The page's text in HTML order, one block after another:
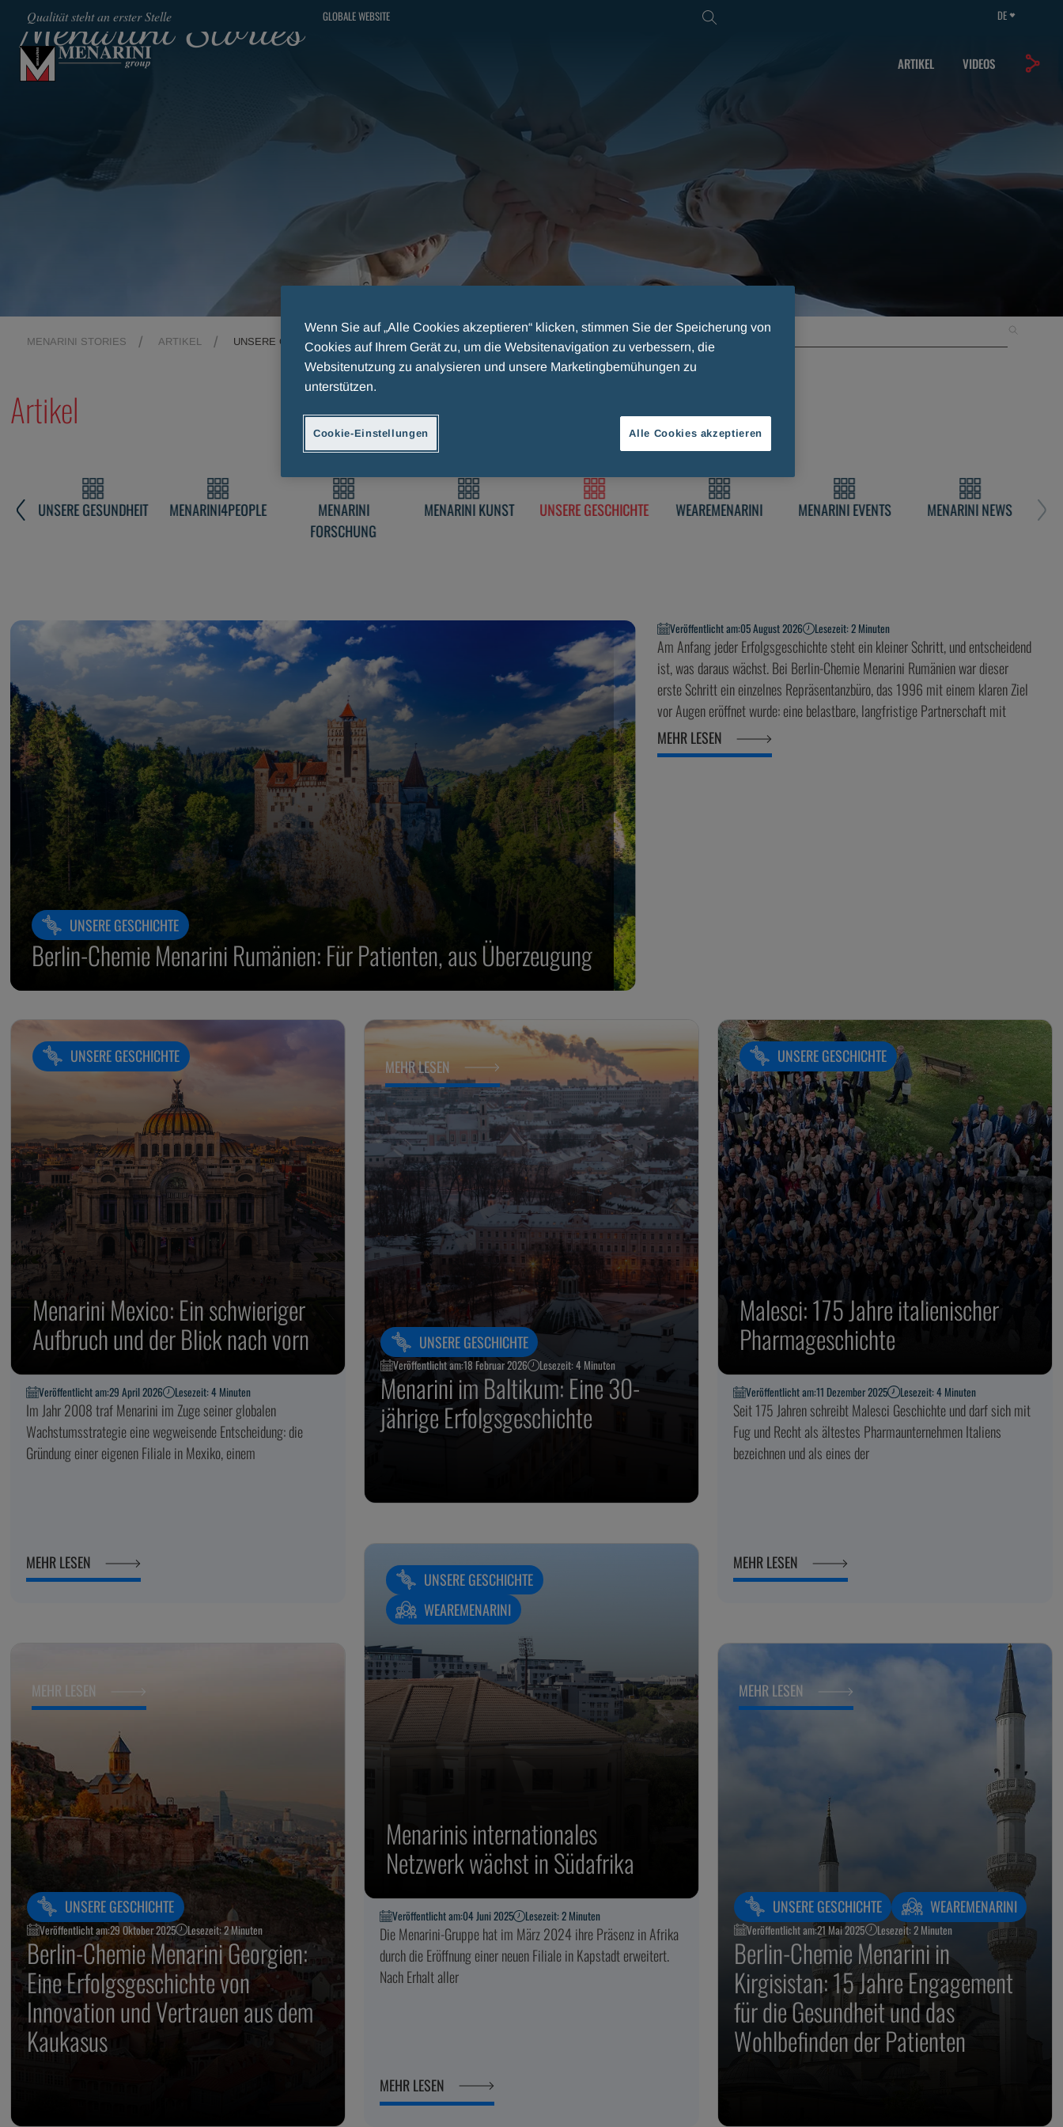
SKIP TO MAIN CONTENT
Qualität steht an erster Stelle GLOBALE WEBSITE DE
ARTIKEL VIDEOS
Menarini Stories
MENARINI STORIES ARTIKEL UNSERE GESCHICHTE Suchen
Artikel
UNSERE GESUNDHEIT MENARINI4PEOPLE
MENARINI
FORSCHUNG
MENARINI KUNST UNSERE GESCHICHTE WEAREMENARINI MENARINI EVENTS MENARINI NEWS
UNSERE GESCHICHTE
Berlin-Chemie Menarini Rumänien: Für Patienten, aus Überzeugung
Veröffentlicht am:05 August 2026 Lesezeit: 2 Minuten
Am Anfang jeder Erfolgsgeschichte steht ein kleiner Schritt, und entscheidend
ist, was daraus wächst. Bei Berlin-Chemie Menarini Rumänien war dieser
erste Schritt ein einzelnes Repräsentanzbüro, das 1996 mit einem klaren Ziel
vor Augen eröffnet wurde: eine belastbare, langfristige Partnerschaft mit
MEHR LESEN
UNSERE GESCHICHTE
Menarini Mexico: Ein schwieriger
Aufbruch und der Blick nach vorn
Veröffentlicht am:29 April 2026 Lesezeit: 4 Minuten
Im Jahr 2008 traf Menarini im Zuge seiner globalen
Wachstumsstrategie eine wegweisende Entscheidung: die
Gründung einer eigenen Filiale in Mexiko, einem
MEHR LESEN
UNSERE GESCHICHTE
Veröffentlicht am:18 Februar 2026 Lesezeit: 4 Minuten
Menarini im Baltikum: Eine 30-
jährige Erfolgsgeschichte
MEHR LESEN
UNSERE GESCHICHTE
Malesci: 175 Jahre italienischer
Pharmageschichte
Veröffentlicht am:11 Dezember 2025 Lesezeit: 4 Minuten
Seit 175 Jahren schreibt Malesci Geschichte und darf sich mit
Fug und Recht als ältestes Pharmaunternehmen Italiens
bezeichnen und als eines der
MEHR LESEN
UNSERE GESCHICHTE
Veröffentlicht am:29 Oktober 2025 Lesezeit: 2 Minuten
Berlin-Chemie Menarini Georgien:
Eine Erfolgsgeschichte von
Innovation und Vertrauen aus dem
Kaukasus
MEHR LESEN
UNSERE GESCHICHTE
WEAREMENARINI
Menarinis internationales
Netzwerk wächst in Südafrika
Veröffentlicht am:04 Juni 2025 Lesezeit: 2 Minuten
Die Menarini-Gruppe hat im März 2024 ihre Präsenz in Afrika
durch die Eröffnung einer neuen Filiale in Kapstadt erweitert.
Nach Erhalt aller
MEHR LESEN
UNSERE GESCHICHTE WEAREMENARINI
Veröffentlicht am:21 Mai 2025 Lesezeit: 2 Minuten
Berlin-Chemie Menarini in
Kirgisistan: 15 Jahre Engagement
für die Gesundheit und das
Wohlbefinden der Patienten
MEHR LESEN
Wenn Sie auf „Alle Cookies akzeptieren“ klicken, stimmen Sie der Speicherung von
Cookies auf Ihrem Gerät zu, um die Websitenavigation zu verbessern, die
Websitenutzung zu analysieren und unsere Marketingbemühungen zu
unterstützen.
Cookie-Einstellungen Alle Cookies akzeptieren